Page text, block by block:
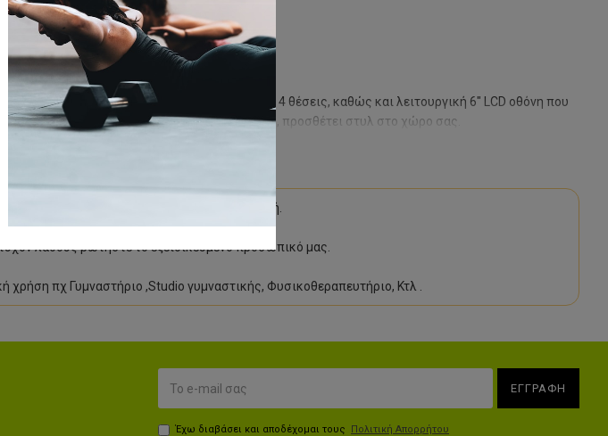
των πεντάλ σε 3 θέσεις και της κλίσης σε 4 θέσεις, καθώς και λειτουργική 6" LCD οθόνη που
τη μαύρη ανθεκτική ηλεκτροστατική βαφή, προσθέτει στυλ στο χώρο σας.
από τη βάση δεδομένων του προμηθευτή.
λάθους ρωτήστε το εξειδικευμένο προσωπικό μας.
χρήση πχ Γυμναστήριο ,Studio γυμναστικής, Φυσικοθεραπευτήριο, Κτλ .
ΕΓΓΡΑΦΗ
Έχω διαβάσει και αποδέχομαι τους Πολιτική Απορρήτου